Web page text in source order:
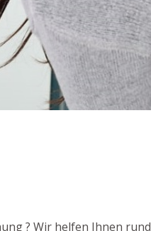
? Wir helfen Ihnen rund